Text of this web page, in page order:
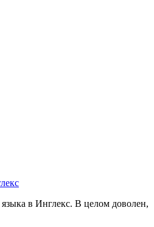
в Инглекс. В целом доволен,